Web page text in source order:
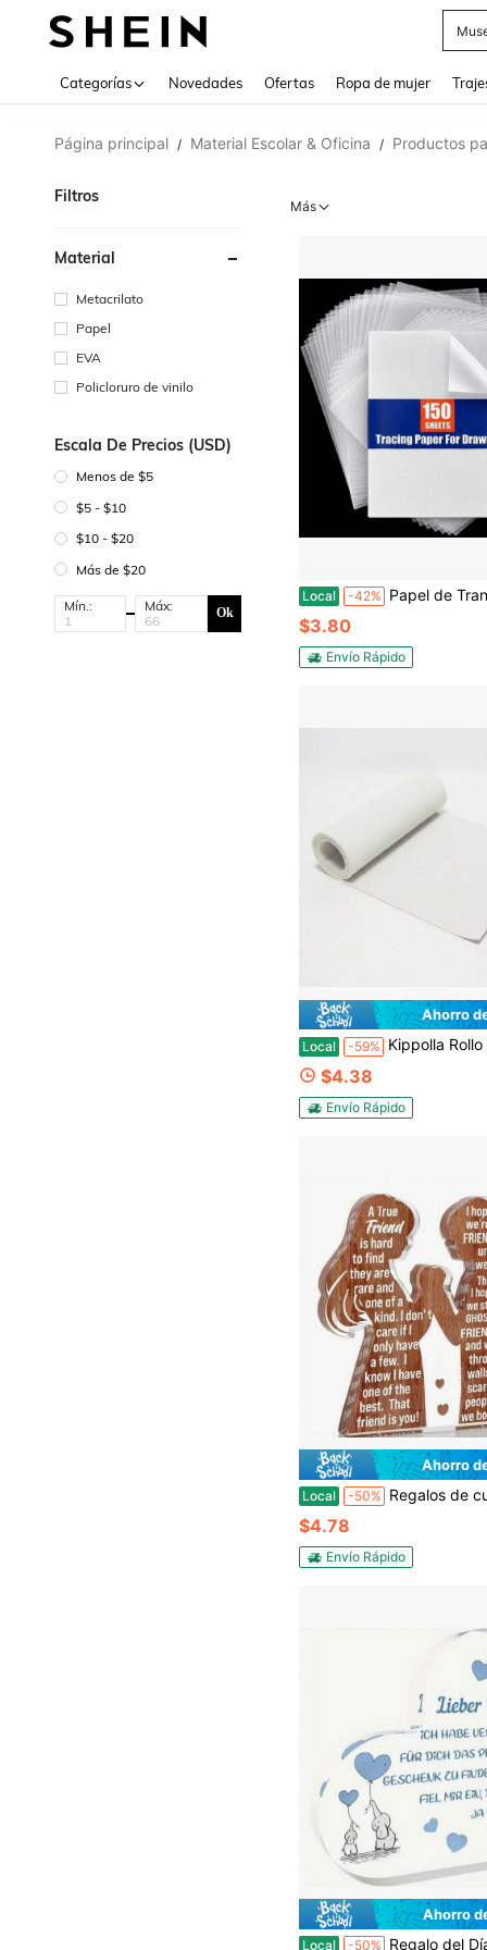
Categorías Novedades Ofertas Ropa de mujer
Página principal / Material Escolar & Oficina / Productos
Filtros
Material
Metacrilato
Papel
EVA
Policloruro de vinilo
Escala De Precios (USD)
Menos de $5
$5 - $10
$10 - $20
Más de $20
Mín.: Máx: Ok
Más
Local -42% Papel de Transferencia Papel de Calco - PSLER Translúcido para Artista Letras
$3.80
Envío Rápido
Ahorro
Local -59% Kippolla Rollo de espuma EVA - Hojas de espuma blanca y negra de 2-6 mm de grosor - Hoja de espuma grande para cosplay de 13" X 39" - Ultra alta
$4.38
Envío Rápido
Ahorro
Local -50% Regalos de cumpleaños para amigas, regalos del Día de la Madre, Navidad, San Valentín para mejores amigas,
$4.78
Envío Rápido
Ahorro
Local -50% Regalo del Día del Padre para papá, regalo para papá, Día del Padre, regalo para cumpleaños,